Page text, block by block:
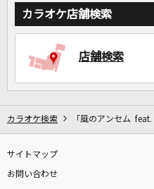
カラオケ店舗検索
店舗検索
カラオケ検索 「風のアンセム
サイトマップ
お問い合わせ